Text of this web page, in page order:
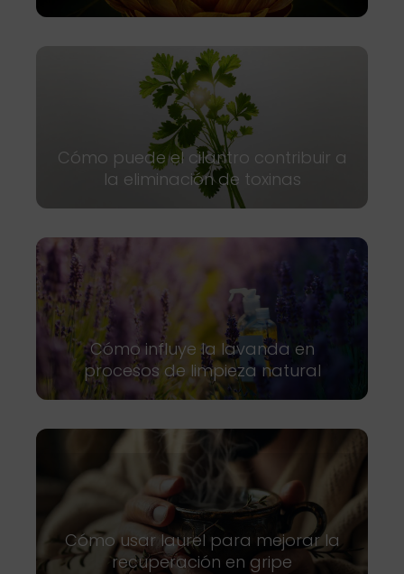
Cómo puede el cilantro contribuir a
la eliminación de toxinas
Cómo influye la lavanda en
procesos de limpieza natural
Cómo usar laurel para mejorar la
recuperación en gripe